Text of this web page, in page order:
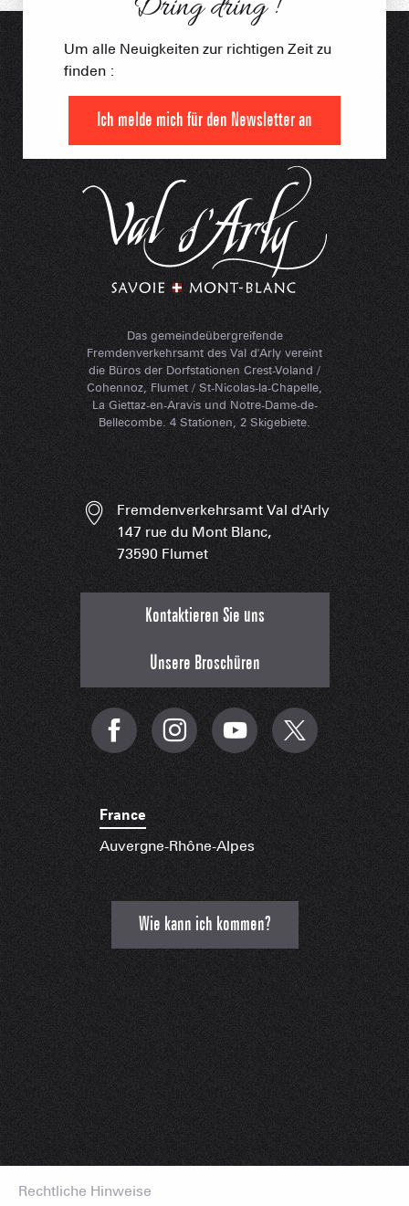
Das gemeindeübergreifende
Fremdenverkehrsamt des Val d'Arly vereint
die Büros der Dorfstationen Crest-Voland /
Cohennoz, Flumet / St-Nicolas-la-Chapelle,
La Giettaz-en-Aravis und Notre-Dame-de-
Bellecombe. 4 Stationen, 2 Skigebiete.
Dring dring !
Um alle Neuigkeiten zur richtigen Zeit zu
finden :
Ich melde mich für den Newsletter an
Fremdenverkehrsamt Val d'Arly
147 rue du Mont Blanc,
73590 Flumet
Kontaktieren Sie uns
Unsere Broschüren
France
Auvergne-Rhône-Alpes
Wie kann ich kommen?
Rechtliche Hinweise